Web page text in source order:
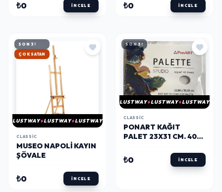
₺0 İNCELE ₺0 İNCELE
SON 3!
HIZLI KARGO
LUSTWAY LUSTWAY LUSTWAY
CLASSIC
MUSEO NAPOLI KAYIN
ŞÖVALE
₺0 İNCELE
SON 3!
LUSTWAY LUSTWAY LUSTWAY
CLASSIC
PONART KAĞIT
PALET 23X31 CM. 40
₺0 İNCELE